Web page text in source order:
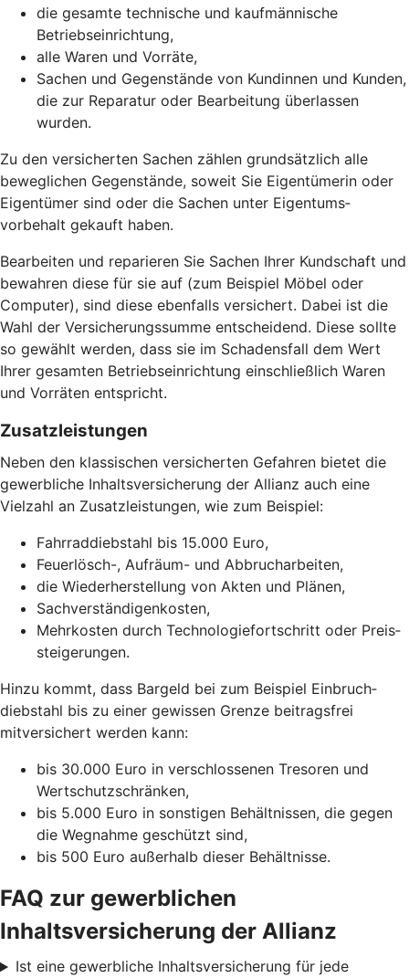
die gesamte technische und kaufmännische
Betriebseinrichtung,
alle Waren und Vorräte,
Sachen und Gegenstände von Kundinnen und Kunden,
die zur Reparatur oder Bearbeitung überlassen
wurden.
Zu den versicherten Sachen zählen grund­sätzlich alle
beweglichen Gegen­stände, soweit Sie Eigentümerin oder
Eigentümer sind oder die Sachen unter Eigentums­
vorbehalt gekauft haben.
Bearbeiten und reparieren Sie Sachen Ihrer Kundschaft und
bewahren diese für sie auf (zum Beispiel Möbel oder
Computer), sind diese ebenfalls versichert. Dabei ist die
Wahl der Versicherungs­summe entscheidend. Diese sollte
so gewählt werden, dass sie im Schadensfall dem Wert
Ihrer gesamten Betriebs­einrichtung einschließlich Waren
und Vorräten entspricht.
Zusatz­leistungen
Neben den klassischen versicherten Gefahren bietet die
gewerbliche Inhaltsversicherung der Allianz auch eine
Vielzahl an Zusatz­leistungen, wie zum Beispiel:
Fahrraddiebstahl bis 15.000 Euro,
Feuerlösch-, Aufräum- und Abbrucharbeiten,
die Wiederherstellung von Akten und Plänen,
Sachverständigenkosten,
Mehrkosten durch Technologie­fortschritt oder Preis­
steigerungen.
Hinzu kommt, dass Bargeld bei zum Beispiel Einbruch­
diebstahl bis zu einer gewissen Grenze beitragsfrei
mitversichert werden kann:
bis 30.000 Euro in verschlossenen Tresoren und
Wertschutzschränken,
bis 5.000 Euro in sonstigen Behältnissen, die gegen
die Wegnahme geschützt sind,
bis 500 Euro außerhalb dieser Behältnisse.
FAQ zur gewerblichen
Inhaltsversicherung der Allianz
Ist eine gewerbliche Inhaltsversicherung für jede